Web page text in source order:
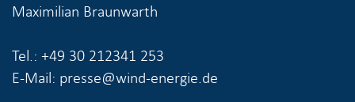
Maximilian Braunwarth
Tel.: +49 30 212341 253
E-Mail: presse@wind-energie.de